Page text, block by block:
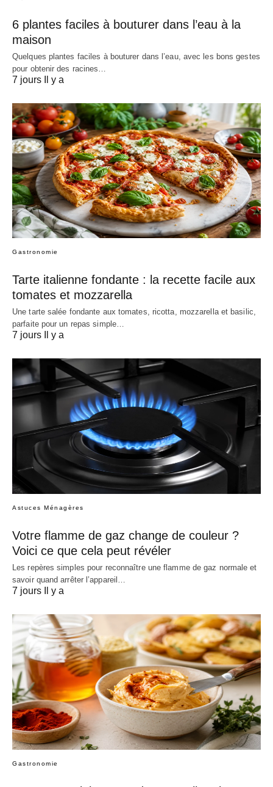
6 plantes faciles à bouturer dans l’eau à la
maison
Quelques plantes faciles à bouturer dans l’eau, avec les bons gestes
pour obtenir des racines…
7 jours Il y a
Gastronomie
Tarte italienne fondante : la recette facile aux
tomates et mozzarella
Une tarte salée fondante aux tomates, ricotta, mozzarella et basilic,
parfaite pour un repas simple…
7 jours Il y a
Astuces Ménagères
Votre flamme de gaz change de couleur ?
Voici ce que cela peut révéler
Les repères simples pour reconnaître une flamme de gaz normale et
savoir quand arrêter l’appareil…
7 jours Il y a
Gastronomie